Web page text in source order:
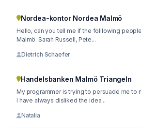
Nordea-kontor Nordea Malmö
Hello, can you tell me if the folllowing
Malmö: Sarah Russell, Pete...
Dietrich Schaefer
Handelsbanken Malmö Triangeln
My programmer is trying to persuade me to
I have always disliked the idea...
Natalia